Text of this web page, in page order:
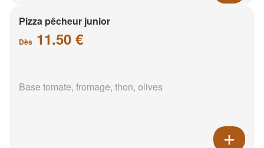
Pizza pêcheur junior
Dès 11.50 €
Base tomate, fromage, thon, olives